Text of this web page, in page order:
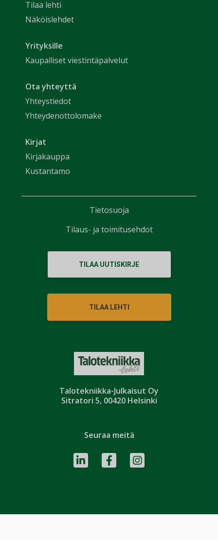
Talotekniikka-Julkaisut Oy
Sitratori 5, 00420 Helsinki
Tilaa lehti
Näköislehdet
Yrityksille
Kaupalliset viestintäpalvelut
Ota yhteyttä
Yhteystiedot
Yhteydenottolomake
Kirjat
Kirjakauppa
Kustantamo
TILAA UUTISKIRJE
TILAA LEHTI
Seuraa meitä
Tietosuoja
Tilaus- ja toimitusehdot